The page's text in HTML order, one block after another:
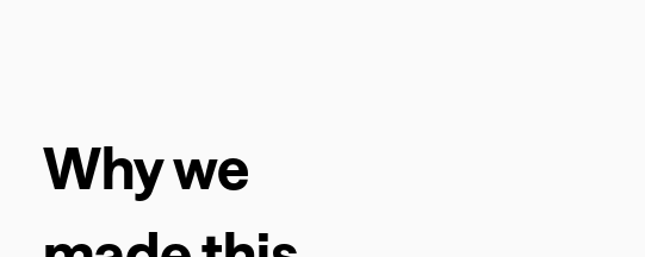
Why we